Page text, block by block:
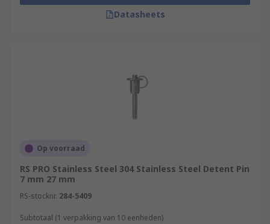
Datasheets
Op voorraad
RS PRO Stainless Steel 304 Stainless Steel Detent Pin
7 mm 27 mm
RS-stocknr. 284-5409
Subtotaal (1 verpakking van 10 eenheden)